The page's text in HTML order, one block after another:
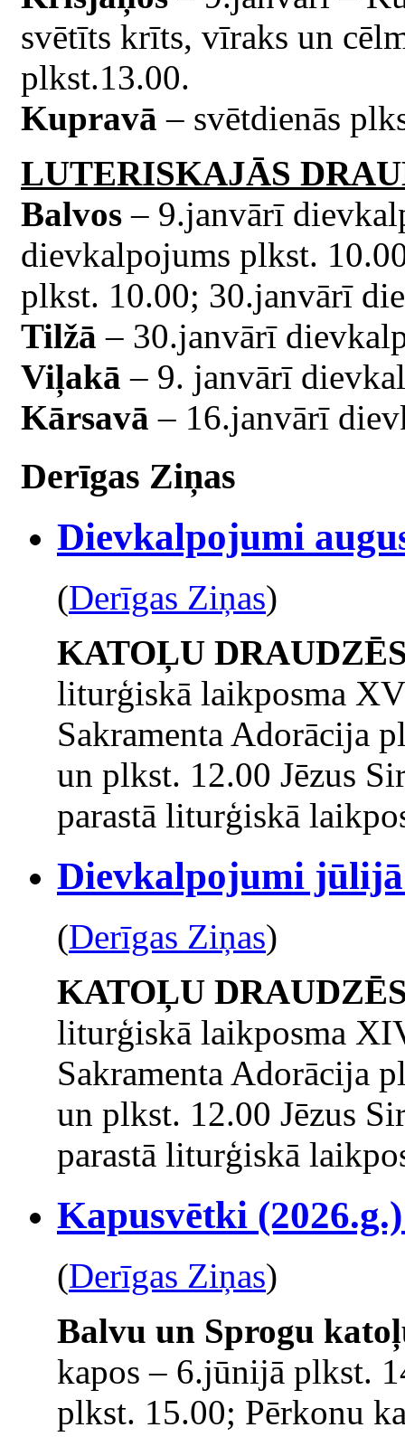
svētīts krīts, vīraks un
plkst.13.00.
Kupravā – svētdienās
LUTERISKAJĀS
Balvos – 9.janvārī
dievkalpojums plkst.
plkst. 10.00; 30.janvārī
Tilžā – 30.janvārī
Viļakā – 9. janvārī
Kārsavā – 16.janvārī
Derīgas Ziņas
Dievkalpojumi
(Derīgas Ziņas)
KATOĻU
liturģiskā laikposma
Sakramenta Adorācija
un plkst. 12.00 Jēzus
parastā liturģiskā
Dievkalpojumi jūlijā
(Derīgas Ziņas)
KATOĻU
liturģiskā laikposma
Sakramenta Adorācija
un plkst. 12.00 Jēzus
parastā liturģiskā
Kapusvētki
(Derīgas Ziņas)
Balvu un Sprogu
kapos – 6.jūnijā plkst.
plkst. 15.00; Pērkonu